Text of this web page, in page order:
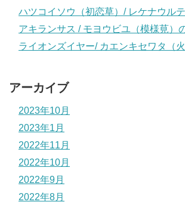
ハツコイソウ（初恋草）/ レケナウル
アキランサス / モヨウビユ（模様莧）
ライオンズイヤー/ カエンキセワタ（
アーカイブ
2023年10月
2023年1月
2022年11月
2022年10月
2022年9月
2022年8月